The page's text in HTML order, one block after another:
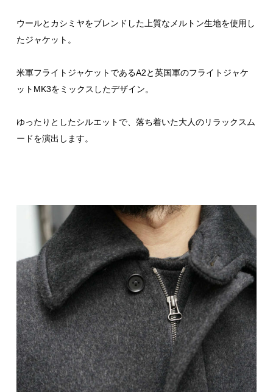
ウールとカシミヤをブレンドした上質なメルトン生地を使用し
たジャケット。
米軍フライトジャケットであるA2と英国軍のフライトジャケ
ットMK3をミックスしたデザイン。
ゆったりとしたシルエットで、落ち着いた大人のリラックスム
ードを演出します。